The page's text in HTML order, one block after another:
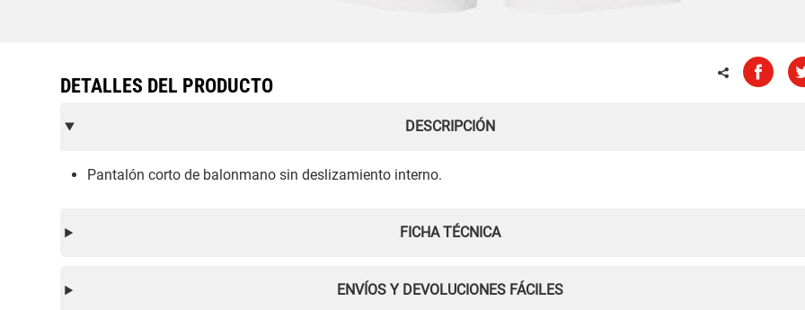
DETALLES DEL PRODUCTO
DESCRIPCIÓN
Pantalón corto de balonmano sin deslizamiento interno.
FICHA TÉCNICA
ENVÍOS Y DEVOLUCIONES FÁCILES